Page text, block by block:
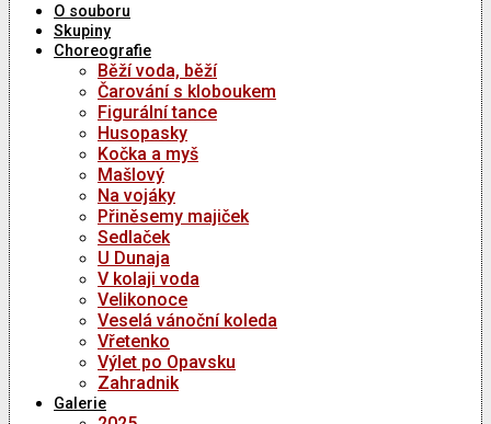
O souboru
Skupiny
Choreografie
Běží voda, běží
Čarování s kloboukem
Figurální tance
Husopasky
Kočka a myš
Mašlový
Na vojáky
Přiněsemy majiček
Sedlaček
U Dunaja
V kolaji voda
Velikonoce
Veselá vánoční koleda
Vřetenko
Výlet po Opavsku
Zahradnik
Galerie